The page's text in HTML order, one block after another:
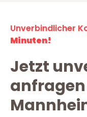
Unverbindlicher
Minuten!
Jetzt
anfragen